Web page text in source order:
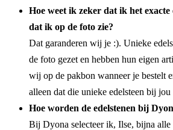
Hoe weet ik zeker dat ik het
dat ik op de foto zie?
Dat garanderen wij je :). Unieke
de foto gezet en hebben hun eigen
wij op de pakbon wanneer je bestelt
alleen dat die unieke edelsteen bij
Hoe worden de edelstenen bij
Bij Dyona selecteer ik, Ilse, bijna alle